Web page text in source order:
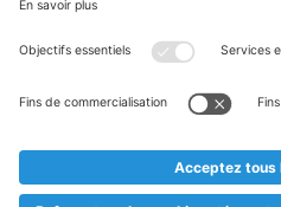
Textes marqués d'un astérisque
* Nous vendons ces articles
au cas où, malgré le planning
prématurément en rupture de
** Sur ce site, l’utilisation de la